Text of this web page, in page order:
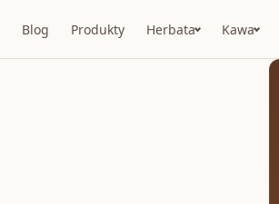
Blog Produkty Herbata Kawa